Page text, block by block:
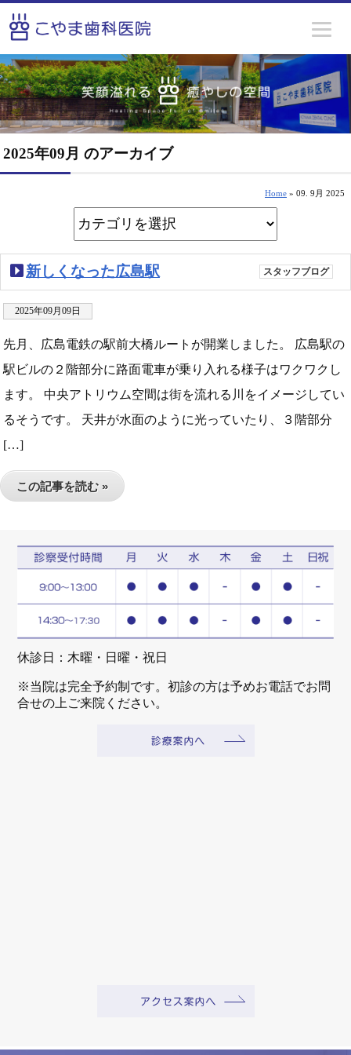
2025年09月 のアーカイブ
Home » 09. 9月 2025
新しくなった広島駅 スタッフブログ
2025年09月09日
先月、広島電鉄の駅前大橋ルートが開業しました。 広島駅の
駅ビルの２階部分に路面電車が乗り入れる様子はワクワクし
ます。 中央アトリウム空間は街を流れる川をイメージしてい
るそうです。 天井が水面のように光っていたり、３階部分
[…]
この記事を読む »
休診日：木曜・日曜・祝日
※当院は完全予約制です。初診の方は予めお電話でお問
合せの上ご来院ください。